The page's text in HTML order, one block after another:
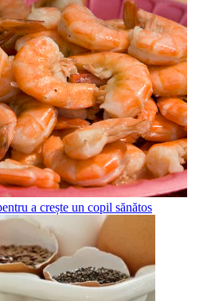
a crește un copil sănătos